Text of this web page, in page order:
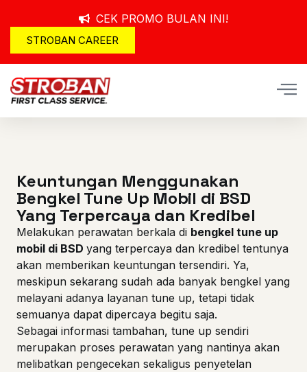
CEK PROMO BULAN INI!
STROBAN CAREER
Keuntungan Menggunakan
Bengkel Tune Up Mobil di BSD
Yang Terpercaya dan Kredibel
Melakukan perawatan berkala di bengkel tune up
mobil di BSD yang terpercaya dan kredibel tentunya
akan memberikan keuntungan tersendiri. Ya,
meskipun sekarang sudah ada banyak bengkel yang
melayani adanya layanan tune up, tetapi tidak
semuanya dapat dipercaya begitu saja.
Sebagai informasi tambahan, tune up sendiri
merupakan proses perawatan yang nantinya akan
melibatkan pengecekan sekaligus penyetelan